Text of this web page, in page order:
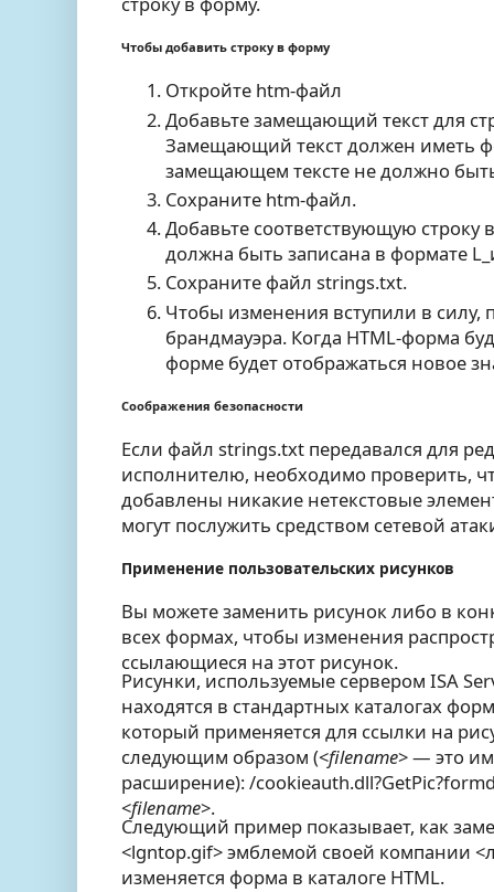
Чтобы добавить строку в форму
Откройте htm-файл
Добавьте замещающий текст для
Замещающий текст должен иметь
замещающем тексте не должно
Сохраните htm-файл.
Добавьте соответствующую строку
должна быть записана в формате
Сохраните файл strings.txt.
Чтобы изменения вступили в силу,
брандмауэра. Когда HTML-форма
форме будет отображаться новое
Соображения безопасности
Если файл strings.txt передавался для
исполнителю, необходимо проверить,
добавлены никакие нетекстовые
могут послужить средством сетевой
Применение пользовательских рисунков
Вы можете заменить рисунок либо в
всех формах, чтобы изменения
ссылающиеся на этот рисунок.
Рисунки, используемые сервером ISA
находятся в стандартных каталогах
который применяется для ссылки на
следующим образом (<filename> — это
расширение): /
<filename>.
Следующий пример показывает, как
<lgntop.gif> эмблемой своей компании
изменяется форма в каталоге HTML.